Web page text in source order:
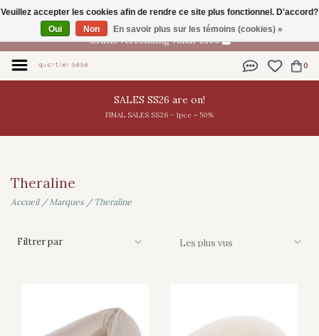
FR
Gratis verzending vanaf €100
0
SALES SS26 are on!
FINAL SALES SS26 - 1pce = 50%
Theraline
Accueil/Marques / Theraline
Filtrer par
Veuillez accepter les cookies afin de rendre ce site plus fonctionnel. D'accord?
Oui
Non En savoir plus sur les témoins (cookies) »